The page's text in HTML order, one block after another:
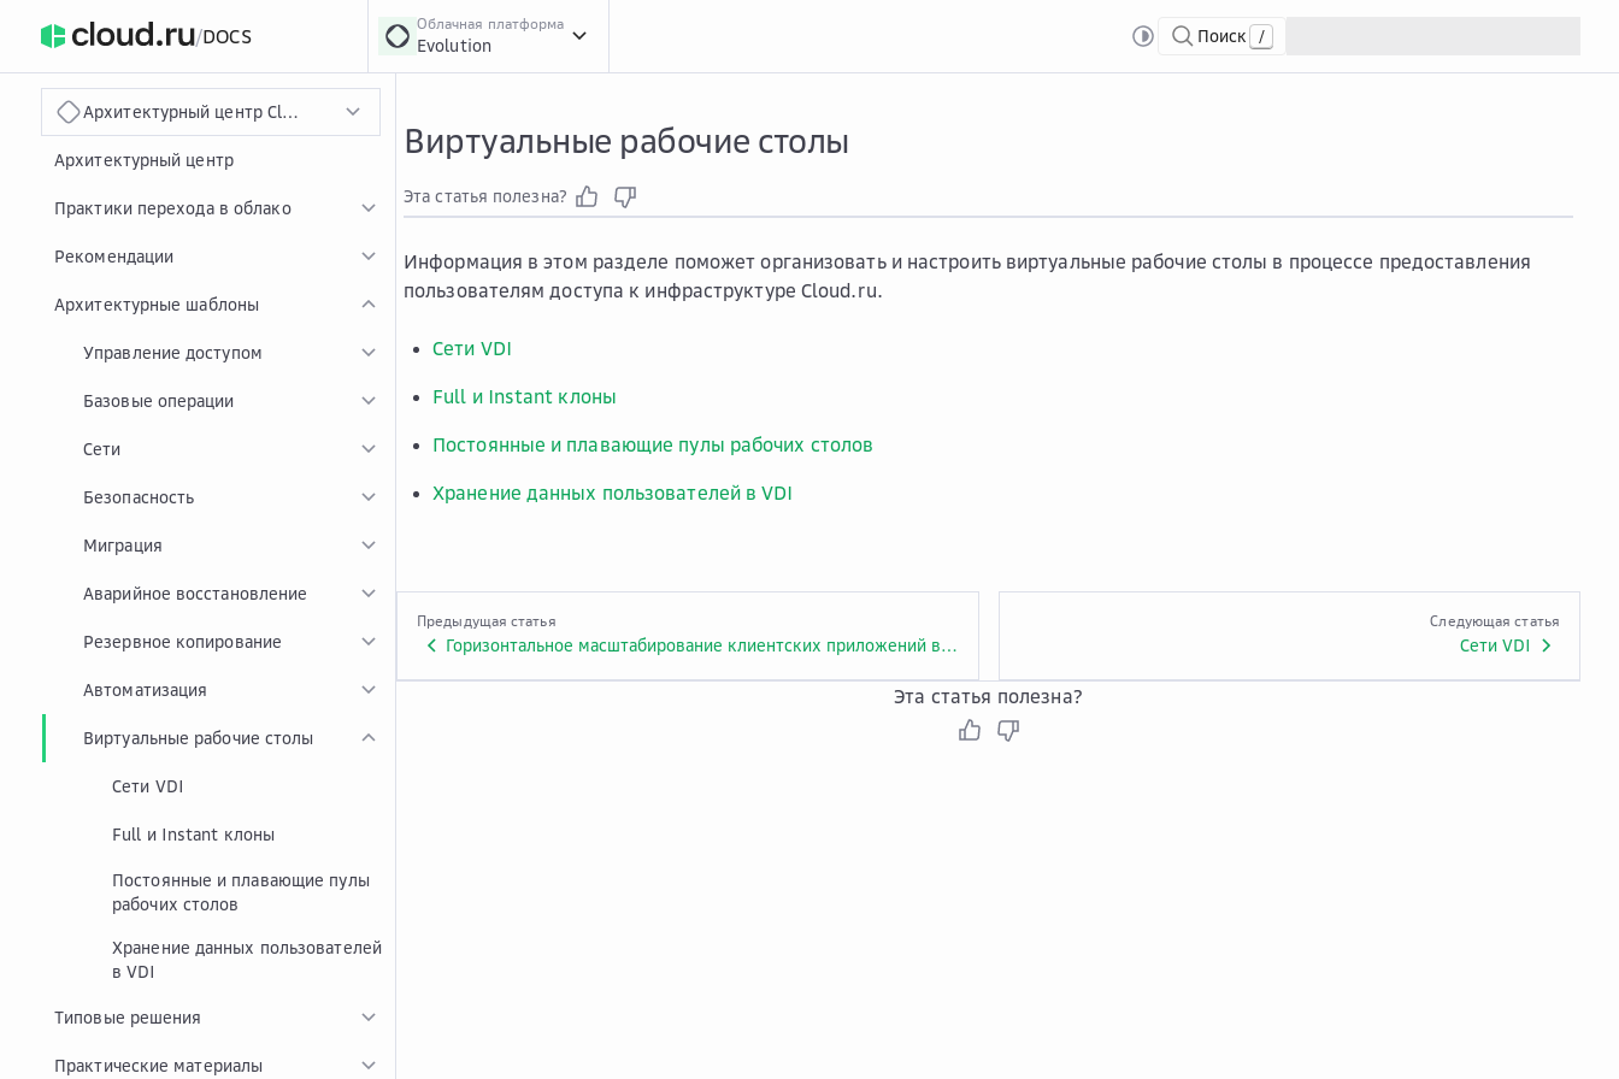
/DOCS
Облачная платформа
Evolution Поиск /
Архитектурный центр Cloud.ru
Архитектурный центр
Практики перехода в облако
Рекомендации
Архитектурные шаблоны
Управление доступом
Базовые операции
Сети
Безопасность
Миграция
Аварийное восстановление
Резервное копирование
Автоматизация
Виртуальные рабочие столы
Сети VDI
Full и Instant клоны
Постоянные и плавающие пулы
рабочих столов
Хранение данных пользователей
в VDI
Типовые решения
Практические материалы
Виртуальные рабочие столы
Эта статья полезна?
Информация в этом разделе поможет организовать и настроить виртуальные рабочие столы в процессе предоставления
пользователям доступа к инфраструктуре Cloud.ru.
Сети VDI
Full и Instant клоны
Постоянные и плавающие пулы рабочих столов
Хранение данных пользователей в VDI
Предыдущая статья
Горизонтальное масштабирование клиентских приложений в облаке Advanced
Следующая статья
Сети VDI
Эта статья полезна?